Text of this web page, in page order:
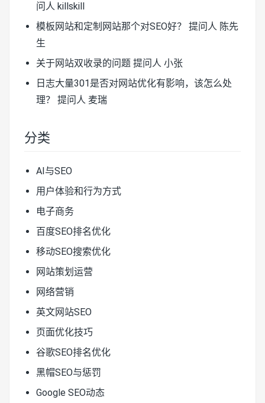
问人 killskill
模板网站和定制网站那个对SEO好？
提问人 陈先
生
关于网站双收录的问题 提问人 小张
日志大量301是否对网站优化有影响，该怎么处
理？
提问人 麦瑞
分类
AI与SEO
用户体验和行为方式
电子商务
百度SEO排名优化
移动SEO搜索优化
网站策划运营
网络营销
英文网站SEO
页面优化技巧
谷歌SEO排名优化
黑帽SEO与惩罚
Google SEO动态